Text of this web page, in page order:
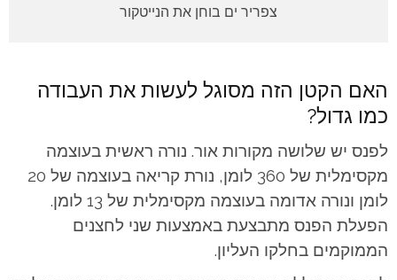
צפריר ים בוחן את הנייטקור
האם הקטן הזה מסוגל לעשות את העבודה
כמו גדול?
לפנס יש שלושה מקורות אור. נורה ראשית בעוצמה
מקסימלית של 360 לומן, נורת קריאה בעוצמה של 20
לומן ונורה אדומה בעוצמה מקסימלית של 13 לומן.
הפעלת הפנס מתבצעת באמצעות שני לחצנים
הממוקמים בחלקו העליון.